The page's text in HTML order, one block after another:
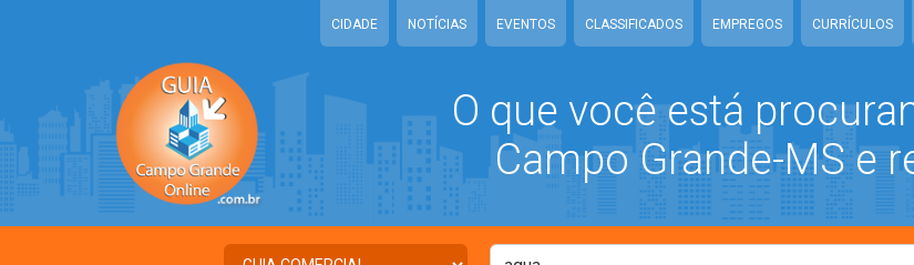
CIDADE NOTÍCIAS EVENTOS CLASSIFICADOS EMPREGOS CURRÍCULOS
O que você está
Campo Grande-MS e